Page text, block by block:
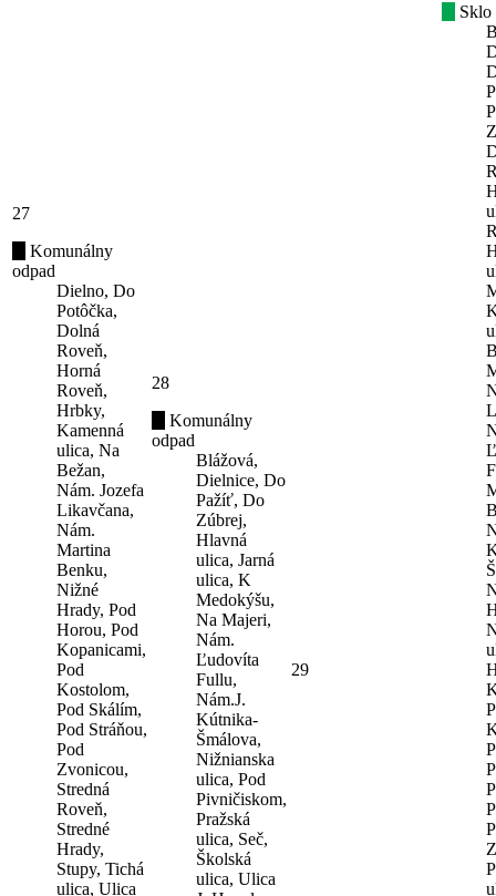
27
Komunálny
odpad
Dielno, Do
Potôčka,
Dolná
Roveň,
Horná
Roveň,
Hrbky,
Kamenná
ulica, Na
Bežan,
Nám. Jozefa
Likavčana,
Nám.
Martina
Benku,
Nižné
Hrady, Pod
Horou, Pod
Kopanicami,
Pod
Kostolom,
Pod Skálím,
Pod Stráňou,
Pod
Zvonicou,
Stredná
Roveň,
Stredné
Hrady,
Stupy, Tichá
ulica, Ulica
28
Komunálny
odpad
Blážová,
Dielnice, Do
Pažíť, Do
Zúbrej,
Hlavná
ulica, Jarná
ulica, K
Medokýšu,
Na Majeri,
Nám.
Ľudovíta
Fullu,
Nám.J.
Kútnika-
Šmálova,
Nižnianska
ulica, Pod
Pivničiskom,
Pražská
ulica, Seč,
Školská
ulica, Ulica
29
Sklo